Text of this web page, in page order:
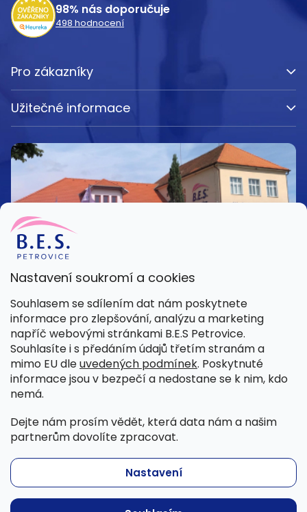
Nastavení soukromí a cookies
Souhlasem se sdílením dat nám poskytnete
informace pro zlepšování, analýzu a marketing
napříč webovými stránkami B.E.S Petrovice.
Souhlasíte i s předáním údajů třetím stranám a
mimo EU dleuvedených podmínek. Poskytnuté
informace jsou v bezpečí a nedostane se k nim, kdo
nemá.
Dejte nám prosím vědět, která data nám a našim
partnerům dovolíte zpracovat.
Nastavení
98% nás doporučuje
498 hodnocení
Pro zákazníky
Užitečné informace
Kamenná prodejna
Pondělí – Pátek 8:00 – 15:30
Petrovice 42, 262 55 Petrovice
Více informací